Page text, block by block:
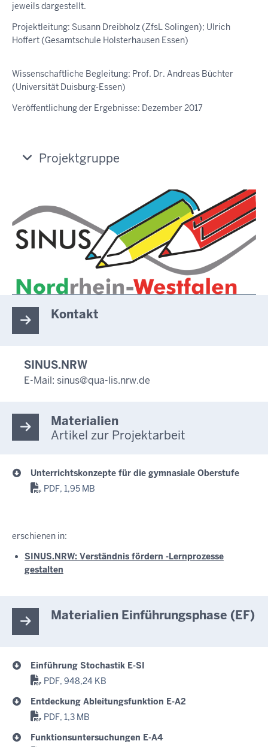
jeweils dargestellt.
Projektleitung: Susann Dreibholz (ZfsL Solingen); Ulrich
Hoffert (Gesamtschule Holsterhausen Essen)
Wissenschaftliche Begleitung: Prof. Dr. Andreas Büchter
(Universität Duisburg-Essen)
Veröffentlichung der Ergebnisse: Dezember 2017
Projektgruppe
Kontakt
SINUS.NRW
E-Mail: sinus@qua-lis.nrw.de
Materialien
Artikel zur Projektarbeit
Unterrichtskonzepte für die gymnasiale Oberstufe
PDF, 1,95 MB
erschienen in:
SINUS.NRW: Verständnis fördern -Lernprozesse
gestalten
Materialien Einführungsphase (EF)
Einführung Stochastik E-SI
PDF, 948,24 KB
Entdeckung Ableitungsfunktion E-A2
PDF, 1,3 MB
Funktionsuntersuchungen E-A4